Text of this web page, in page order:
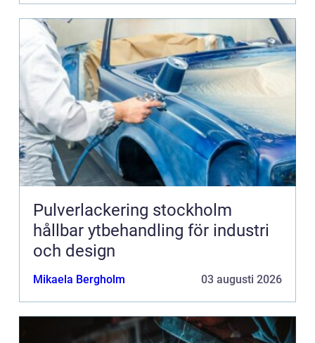
Pulverlackering stockholm
hållbar ytbehandling för industri
och design
Mikaela Bergholm 03 augusti 2026